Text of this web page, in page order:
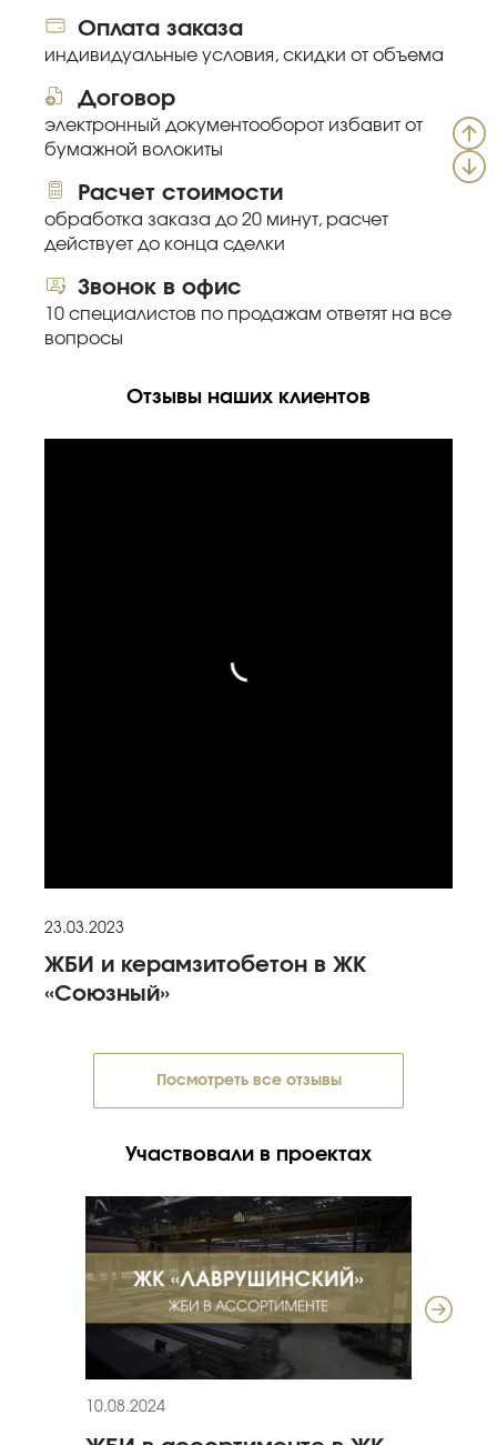
Оплата заказа
индивидуальные условия, скидки от объема
Договор
электронный документооборот избавит от
бумажной волокиты
Расчет стоимости
обработка заказа до 20 минут, расчет
действует до конца сделки
Звонок в офис
10 специалистов по продажам ответят на все
вопросы
Отзывы наших клиентов
23.03.2023
ЖБИ и керамзитобетон в ЖК
«Союзный»
Посмотреть все отзывы
Участвовали в проектах
10.08.2024